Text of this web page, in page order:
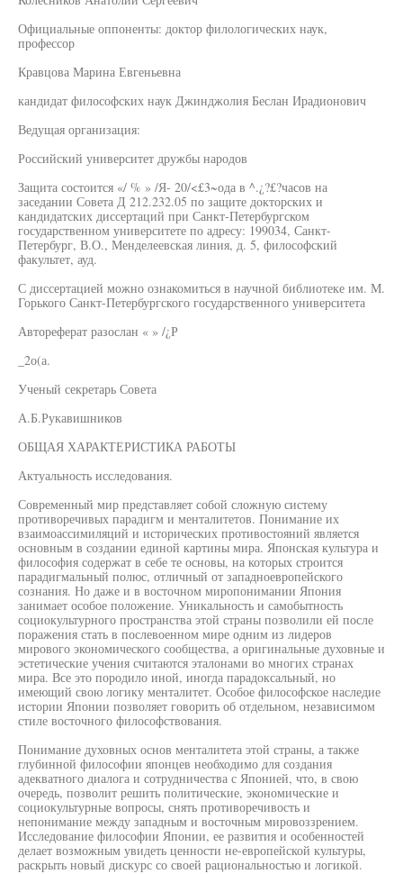
Официальные оппоненты: доктор филологических наук,
профессор
Кравцова Марина Евгеньевна
кандидат философских наук Джинджолия Беслан Ирадионович
Ведущая организация:
Российский университет дружбы народов
Защита состоится «/ % » /Я- 20/<£3~ода в ^.¿?£?часов на
заседании Совета Д 212.232.05 по защите докторских и
кандидатских диссертаций при Санкт-Петербургском
государственном университете по адресу: 199034, Санкт-
Петербург, В.О., Менделеевская линия, д. 5, философский
факультет, ауд.
С диссертацией можно ознакомиться в научной библиотеке им. М.
Горького Санкт-Петербургского государственного университета
Автореферат разослан « » /¿Р
_2о(а.
Ученый секретарь Совета
А.Б.Рукавишников
ОБЩАЯ ХАРАКТЕРИСТИКА РАБОТЫ
Актуальность исследования.
Современный мир представляет собой сложную систему
противоречивых парадигм и менталитетов. Понимание их
взаимоассимиляций и исторических противостояний является
основным в создании единой картины мира. Японская культура и
философия содержат в себе те основы, на которых строится
парадигмальный полюс, отличный от западноевропейского
сознания. Но даже и в восточном миропонимании Япония
занимает особое положение. Уникальность и самобытность
социокультурного пространства этой страны позволили ей после
поражения стать в послевоенном мире одним из лидеров
мирового экономического сообщества, а оригинальные духовные и
эстетические учения считаются эталонами во многих странах
мира. Все это породило иной, иногда парадоксальный, но
имеющий свою логику менталитет. Особое философское наследие
истории Японии позволяет говорить об отдельном, независимом
стиле восточного философствования.
Понимание духовных основ менталитета этой страны, а также
глубинной философии японцев необходимо для создания
адекватного диалога и сотрудничества с Японией, что, в свою
очередь, позволит решить политические, экономические и
социокультурные вопросы, снять противоречивость и
непонимание между западным и восточным мировоззрением.
Исследование философии Японии, ее развития и особенностей
делает возможным увидеть ценности не-европейской культуры,
раскрыть новый дискурс со своей рациональностью и логикой.